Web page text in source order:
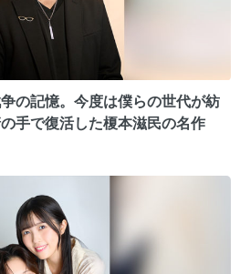
の記憶。今度は僕らの世代が紡
手で復活した榎本滋民の名作